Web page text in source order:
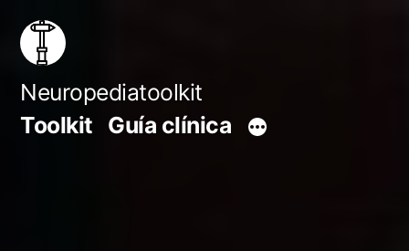
Saltar
contenido
Neuropediatoolkit
Toolkit Guía clínica